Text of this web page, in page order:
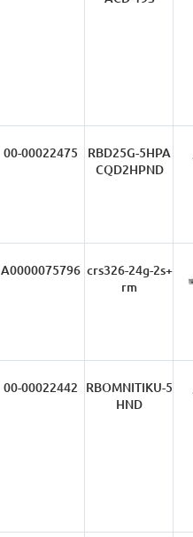
00-00022475
RBD25G-5HPA
CQD2HPND
А0000075796 crs326-24g-2s+
rm
00-00022442 RBOMNITIKU-5
HND